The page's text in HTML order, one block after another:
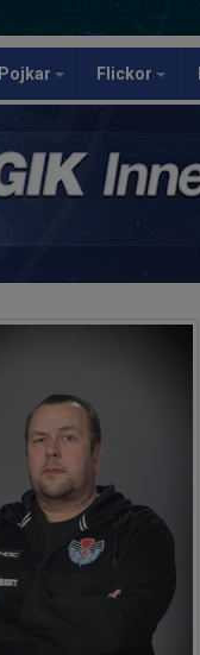
Pojkar Flickor